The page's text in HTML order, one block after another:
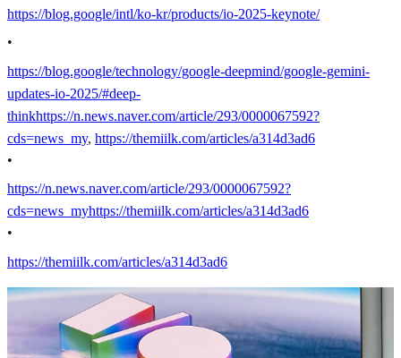
https://blog.google/intl/ko-kr/products/io-2025-keynote/
•
https://blog.google/technology/google-deepmind/google-gemini-
updates-io-2025/#deep-
thinkhttps://n.news.naver.com/article/293/0000067592?
cds=news_my, https://themiilk.com/articles/a314d3ad6
•
https://n.news.naver.com/article/293/0000067592?
cds=news_myhttps://themiilk.com/articles/a314d3ad6
•
https://themiilk.com/articles/a314d3ad6